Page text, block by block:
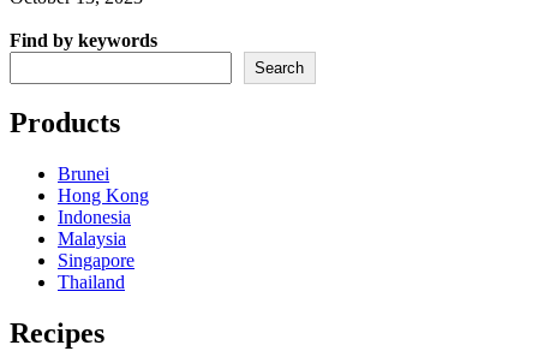
Find by keywords
Search
Products
Brunei
Hong Kong
Indonesia
Malaysia
Singapore
Thailand
Recipes